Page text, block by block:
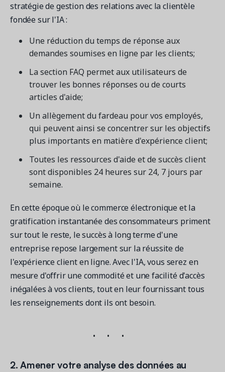
Étude de cas
Real Amilia customers. Inspiring stories.
stratégie de gestion des relations avec la clientèle
fondée sur l'IA :
Une réduction du temps de réponse aux
demandes soumises en ligne par les clients;
La section FAQ permet aux utilisateurs de
trouver les bonnes réponses ou de courts
articles d'aide;
Un allègement du fardeau pour vos employés,
qui peuvent ainsi se concentrer sur les objectifs
plus importants en matière d'expérience client;
Toutes les ressources d'aide et de succès client
sont disponibles 24 heures sur 24, 7 jours par
semaine.
En cette époque où le commerce électronique et la
gratification instantanée des consommateurs priment
sur tout le reste, le succès à long terme d'une
entreprise repose largement sur la réussite de
l'expérience client en ligne. Avec l'IA, vous serez en
mesure d'offrir une commodité et une facilité d'accès
inégalées à vos clients, tout en leur fournissant tous
les renseignements dont ils ont besoin.
2. Amener votre analyse des données au